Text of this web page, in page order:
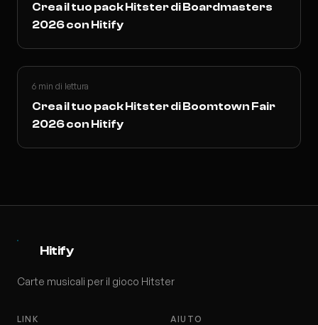
Crea il tuo pack Hitster di Boardmasters
2026 con Hitify
6 min di lettura
Crea il tuo pack Hitster di Boomtown Fair
2026 con Hitify
Hitify
Carte musicali per il gioco Hitster
LINK AIUTO